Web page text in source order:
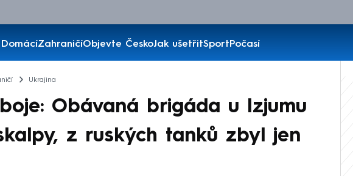
DomácíZahraničíObjevte ČeskoJak ušetřitSportPočasí
Pořady
Ukrajina
Obávaná brigáda u Izjumu
z ruských tanků zbyl jen